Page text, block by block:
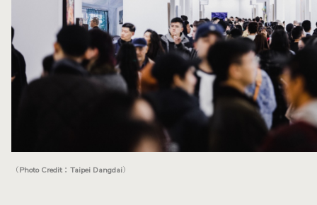
（Photo Credit：Taipei Dangdai）